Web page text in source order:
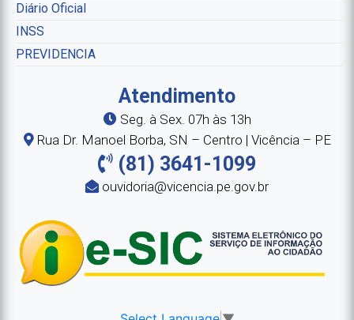
Diário Oficial
INSS
PREVIDENCIA
Atendimento
Seg. à Sex. 07h às 13h
Rua Dr. Manoel Borba, SN – Centro | Vicência – PE
(81) 3641-1099
ouvidoria@vicencia.pe.gov.br